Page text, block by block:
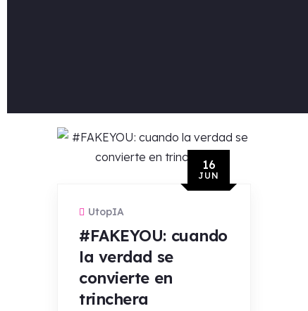
16
JUN
UtopIA
#FAKEYOU: cuando
la verdad se
convierte en
trinchera